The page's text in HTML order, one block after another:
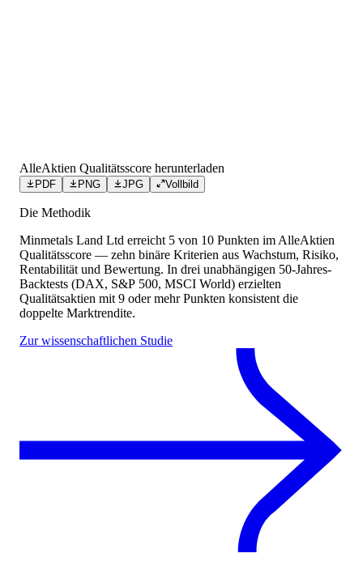
AlleAktien Qualitätsscore herunterladen
PDF PNG JPG Vollbild
Die Methodik
Minmetals Land Ltd erreicht 5 von 10 Punkten im AlleAktien
Qualitätsscore — zehn binäre Kriterien aus Wachstum, Risiko,
Rentabilität und Bewertung. In drei unabhängigen 50-Jahres-
Backtests (DAX, S&P 500, MSCI World) erzielten
Qualitätsaktien mit 9 oder mehr Punkten konsistent die
doppelte Marktrendite.
Zur wissenschaftlichen Studie